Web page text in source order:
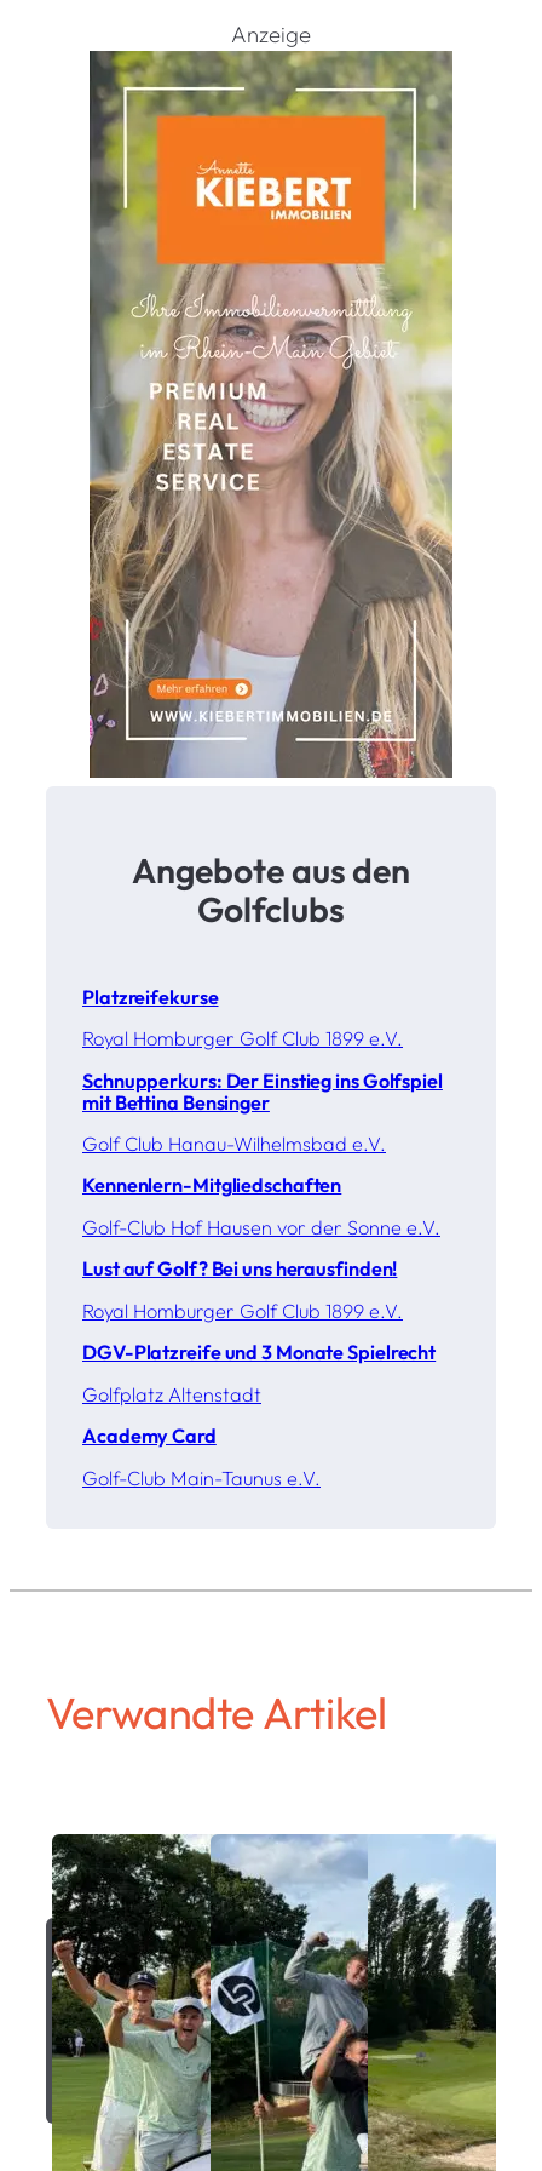
Anzeige
Angebote aus den
Golfclubs
Platzreifekurse
Royal Homburger Golf Club 1899 e.V.
Schnupperkurs: Der Einstieg ins Golfspiel
mit Bettina Bensinger
Golf Club Hanau-Wilhelmsbad e.V.
Kennenlern-Mitgliedschaften
Golf-Club Hof Hausen vor der Sonne e.V.
Lust auf Golf? Bei uns herausfinden!
Royal Homburger Golf Club 1899 e.V.
DGV-Platzreife und 3 Monate Spielrecht
Golfplatz Altenstadt
Academy Card
Golf-Club Main-Taunus e.V.
Verwandte Artikel